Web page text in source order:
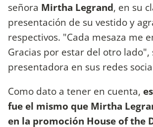
señora Mirtha Legrand, en su
presentación de su vestido y
respectivos. "Cada mesaza me
Gracias por estar del otro lado",
presentadora en sus redes
Como dato a tener en cuenta,
fue el mismo que Mirtha
en la promoción House of the